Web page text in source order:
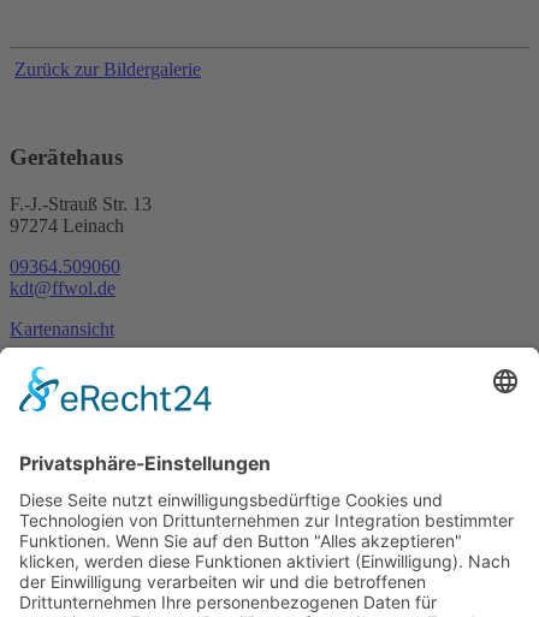
Zurück zur Bildergalerie
Gerätehaus
F.-J.-Strauß Str. 13
97274 Leinach
09364.509060
kdt@ffwol.de
Kartenansicht
Im Notfall
Kontakt
Goldstraße 41
97274 Leinach
09364.8080-20
info@ff-oberleinach.de